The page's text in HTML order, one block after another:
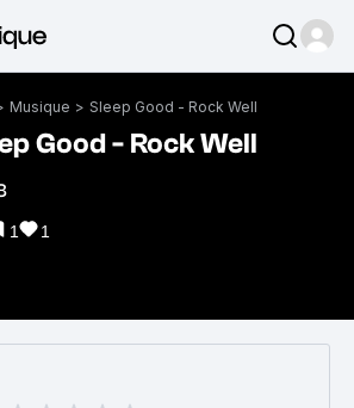
Musique > Sleep Good - Rock Well
Good - Rock Well
1 1